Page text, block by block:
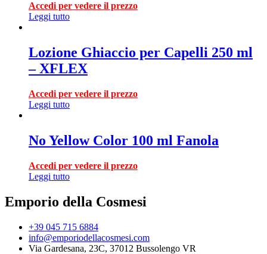
Accedi per vedere il prezzo
Leggi tutto
Lozione Ghiaccio per Capelli 250 ml
– XFLEX
Accedi per vedere il prezzo
Leggi tutto
No Yellow Color 100 ml Fanola
Accedi per vedere il prezzo
Leggi tutto
Emporio della Cosmesi
+39 045 715 6884
info@emporiodellacosmesi.com
Via Gardesana, 23C, 37012 Bussolengo VR